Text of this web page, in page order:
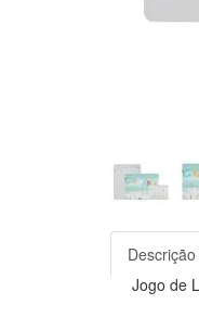
Descrição
Jogo de